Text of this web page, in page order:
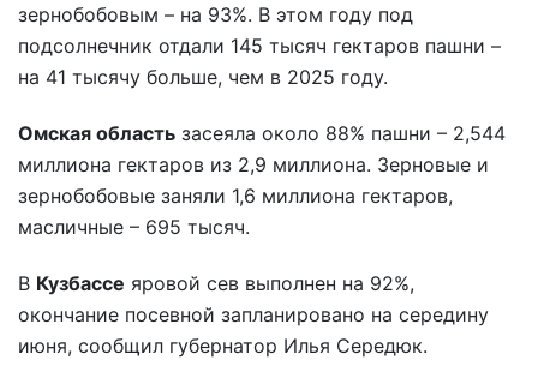
зернобобовым – на 93%. В этом году под
подсолнечник отдали 145 тысяч гектаров пашни –
на 41 тысячу больше, чем в 2025 году.
Омская область засеяла около 88% пашни – 2,544
миллиона гектаров из 2,9 миллиона. Зерновые и
зернобобовые заняли 1,6 миллиона гектаров,
масличные – 695 тысяч.
В Кузбассе яровой сев выполнен на 92%,
окончание посевной запланировано на середину
июня, сообщил губернатор Илья Середюк.